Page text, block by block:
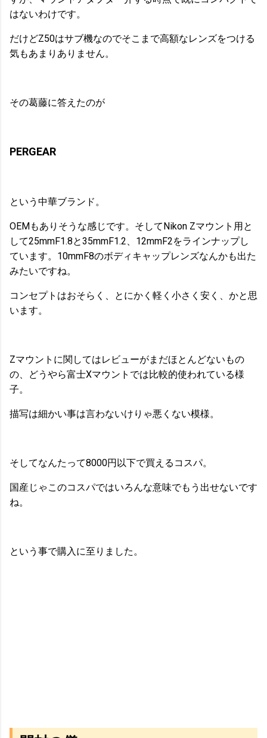
はないわけです。
だけどZ50はサブ機なのでそこまで高額なレンズをつける
気もあまりありません。
その葛藤に答えたのが
PERGEAR
という中華ブランド。
OEMもありそうな感じです。そしてNikon Zマウント用と
して25mmF1.8と35mmF1.2、12mmF2をラインナップし
ています。10mmF8のボディキャップレンズなんかも出た
みたいですね。
コンセプトはおそらく、とにかく軽く小さく安く、かと思
います。
Zマウントに関してはレビューがまだほとんどないもの
の、どうやら富士Xマウントでは比較的使われている様
子。
描写は細かい事は言わないけりゃ悪くない模様。
そしてなんたって8000円以下で買えるコスパ。
国産じゃこのコスパではいろんな意味でもう出せないです
ね。
という事で購入に至りました。